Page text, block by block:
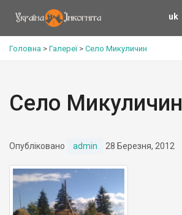
uk
Головна > Галереї> Село Микуличин
Село Микуличин
Опубліковано admin 28 Березня, 2012